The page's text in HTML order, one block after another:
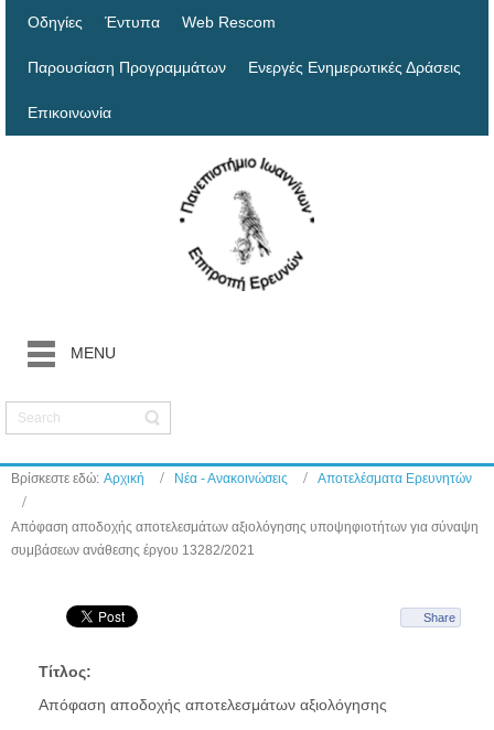
Οδηγίες Έντυπα Web Rescom
Παρουσίαση Προγραμμάτων Ενεργές Ενημερωτικές Δράσεις
Επικοινωνία
MENU
Βρίσκεστε εδώ: Αρχική Νέα - Ανακοινώσεις Αποτελέσματα Ερευνητών
Απόφαση αποδοχής αποτελεσμάτων αξιολόγησης υποψηφιοτήτων για σύναψη
συμβάσεων ανάθεσης έργου 13282/2021
Share
Τίτλος:
Απόφαση αποδοχής αποτελεσμάτων αξιολόγησης